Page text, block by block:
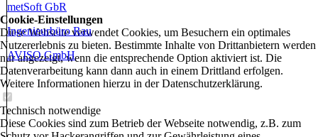
metSoft GbR
Ingenieurbüro Rau
AVISO GmbH
-
Cookie-Einstellungen
Diese Webseite verwendet Cookies, um Besuchern ein optimales
Nutzererlebnis zu bieten. Bestimmte Inhalte von Drittanbietern werden
nur angezeigt, wenn die entsprechende Option aktiviert ist. Die
Datenverarbeitung kann dann auch in einem Drittland erfolgen.
Weitere Informationen hierzu in der Datenschutzerklärung.
Technisch notwendige
Diese Cookies sind zum Betrieb der Webseite notwendig, z.B. zum